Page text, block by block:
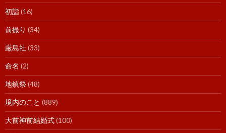
初詣(16)
前撮り (34)
厳島社 (33)
命名 (2)
地鎮祭(48)
境内のこと (889)
大前神前結婚式(100)